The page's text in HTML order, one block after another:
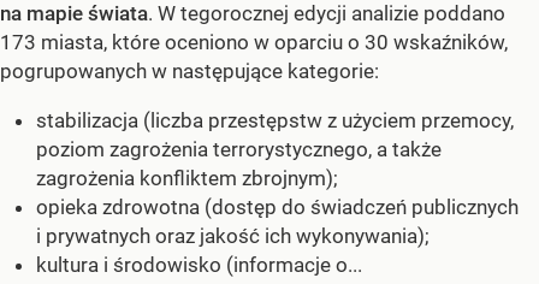
na mapie świata. W tegorocznej edycji analizie poddano
173 miasta, które oceniono w oparciu o 30 wskaźników,
pogrupowanych w następujące kategorie:
stabilizacja (liczba przestępstw z użyciem przemocy,
poziom zagrożenia terrorystycznego, a także
zagrożenia konfliktem zbrojnym);
opieka zdrowotna (dostęp do świadczeń publicznych
i prywatnych oraz jakość ich wykonywania);
kultura i środowisko (informacje o...